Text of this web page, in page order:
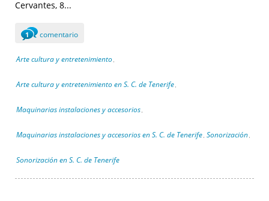
Cervantes, 8...
1 comentario
Arte cultura y entretenimiento
Arte cultura y entretenimiento en S. C. de Tenerife
Maquinarias instalaciones y accesorios
Maquinarias instalaciones y accesorios en S. C. de Tenerife Sonorización
Sonorización en S. C. de Tenerife